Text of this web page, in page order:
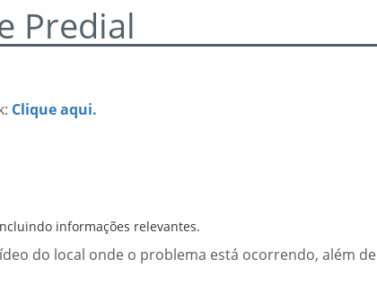
Predial
Clique aqui.
informações relevantes.
do local onde o problema está ocorrendo, além de